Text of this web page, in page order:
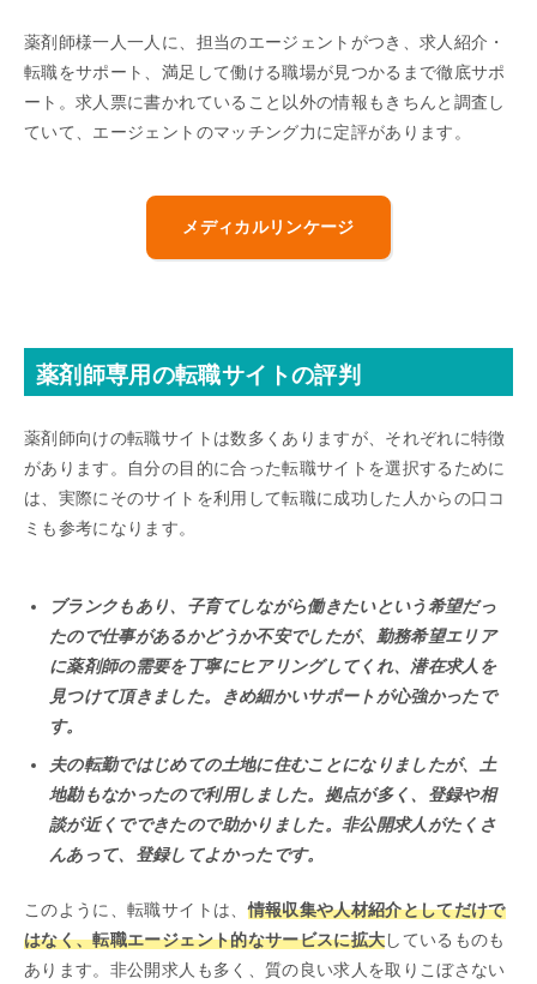
薬剤師様一人一人に、担当のエージェントがつき、求人紹介・
転職をサポート、満足して働ける職場が見つかるまで徹底サポ
ート。求人票に書かれていること以外の情報もきちんと調査し
ていて、エージェントのマッチング力に定評があります。
メディカルリンケージ
薬剤師専用の転職サイトの評判
薬剤師向けの転職サイトは数多くありますが、それぞれに特徴
があります。自分の目的に合った転職サイトを選択するために
は、実際にそのサイトを利用して転職に成功した人からの口コ
ミも参考になります。
ブランクもあり、子育てしながら働きたいという希望だっ
たので仕事があるかどうか不安でしたが、勤務希望エリア
に薬剤師の需要を丁寧にヒアリングしてくれ、潜在求人を
見つけて頂きました。きめ細かいサポートが心強かったで
す。
夫の転勤ではじめての土地に住むことになりましたが、土
地勘もなかったので利用しました。拠点が多く、登録や相
談が近くでできたので助かりました。非公開求人がたくさ
んあって、登録してよかったです。
このように、転職サイトは、情報収集や人材紹介としてだけで
はなく、転職エージェント的なサービスに拡大しているものも
あります。非公開求人も多く、質の良い求人を取りこぼさない